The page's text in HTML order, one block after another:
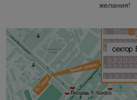
желания!